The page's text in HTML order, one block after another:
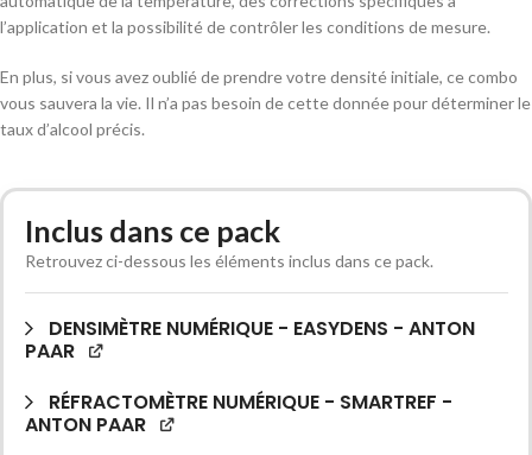
l’application et la possibilité de contrôler les conditions de mesure.
En plus, si vous avez oublié de prendre votre densité initiale, ce combo
vous sauvera la vie. Il n’a pas besoin de cette donnée pour déterminer le
taux d’alcool précis.
Inclus dans ce pack
Retrouvez ci-dessous les éléments inclus dans ce pack.
DENSIMÈTRE NUMÉRIQUE - EASYDENS - ANTON
PAAR
RÉFRACTOMÈTRE NUMÉRIQUE - SMARTREF -
ANTON PAAR